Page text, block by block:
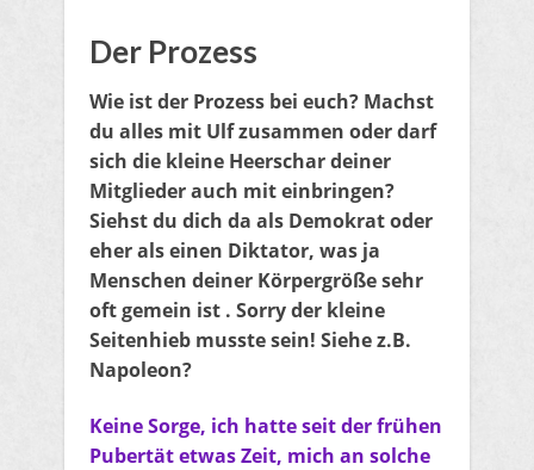
Der Prozess
Wie ist der Prozess bei euch? Machst
du alles mit Ulf zusammen oder darf
sich die kleine Heerschar deiner
Mitglieder auch mit einbringen?
Siehst du dich da als Demokrat oder
eher als einen Diktator, was ja
Menschen deiner Körpergröße sehr
oft gemein ist . Sorry der kleine
Seitenhieb musste sein! Siehe z.B.
Napoleon?
Keine Sorge, ich hatte seit der frühen
Pubertät etwas Zeit, mich an solche